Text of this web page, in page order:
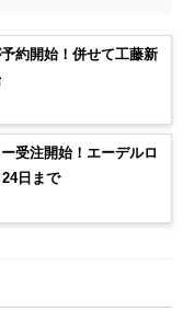
約開始！併せて工藤新
受注開始！エーデルロ
日まで